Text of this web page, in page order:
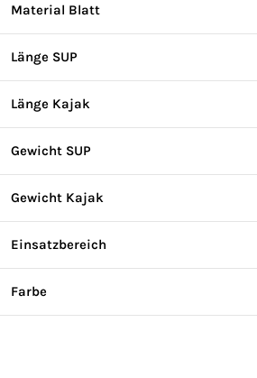
Material Blatt
Länge SUP
Länge Kajak
Gewicht SUP
Gewicht Kajak
Einsatzbereich
Farbe